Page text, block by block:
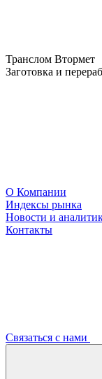
Транслом Втормет
Заготовка и
О Компании
Индексы рынка
Новости и
Контакты
Связаться с нами